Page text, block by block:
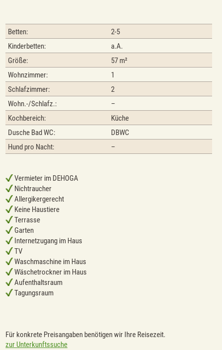
Betten:
2-5
Kinderbetten:
a.A.
Größe:
57 m²
Wohnzimmer:
1
Schlafzimmer:
2
Wohn.-/Schlafz.:
–
Kochbereich:
Küche
Dusche Bad WC:
DBWC
Hund pro Nacht:
–
Vermieter im DEHOGA
Nichtraucher
Allergikergerecht
Keine Haustiere
Terrasse
Garten
Internetzugang im Haus
TV
Waschmaschine im Haus
Wäschetrockner im Haus
Aufenthaltsraum
Tagungsraum
Für konkrete Preisangaben benötigen wir Ihre Reisezeit.
zur Unterkunftssuche